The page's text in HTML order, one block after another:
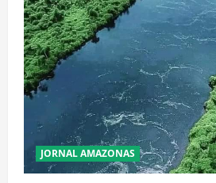
JORNAL AMAZONAS